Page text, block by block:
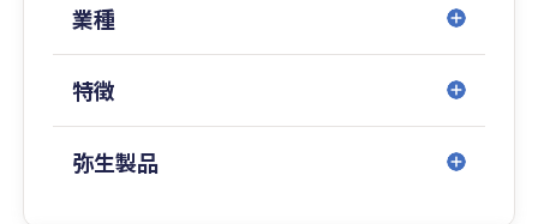
業種
特徴
弥生製品